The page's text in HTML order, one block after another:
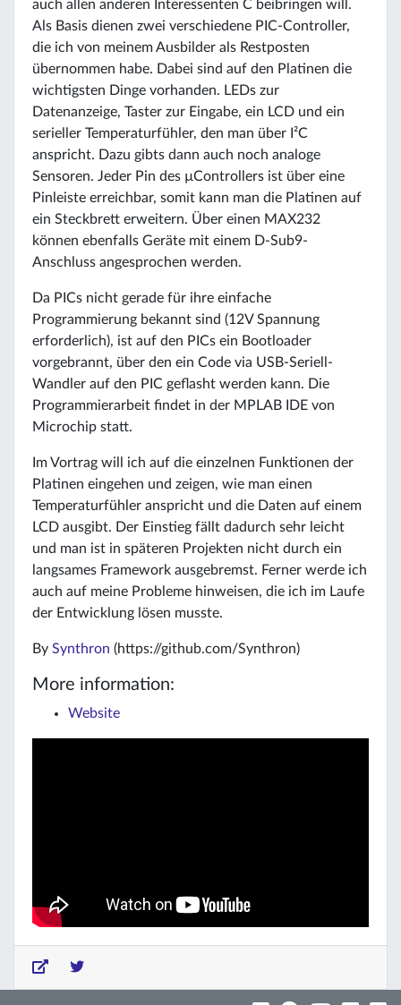
auch allen anderen Interessenten C beibringen will.
Als Basis dienen zwei verschiedene PIC-Controller,
die ich von meinem Ausbilder als Restposten
übernommen habe. Dabei sind auf den Platinen die
wichtigsten Dinge vorhanden. LEDs zur
Datenanzeige, Taster zur Eingabe, ein LCD und ein
serieller Temperaturfühler, den man über I²C
anspricht. Dazu gibts dann auch noch analoge
Sensoren. Jeder Pin des µControllers ist über eine
Pinleiste erreichbar, somit kann man die Platinen auf
ein Steckbrett erweitern. Über einen MAX232
können ebenfalls Geräte mit einem D-Sub9-
Anschluss angesprochen werden.
Da PICs nicht gerade für ihre einfache
Programmierung bekannt sind (12V Spannung
erforderlich), ist auf den PICs ein Bootloader
vorgebrannt, über den ein Code via USB-Seriell-
Wandler auf den PIC geflasht werden kann. Die
Programmierarbeit findet in der MPLAB IDE von
Microchip statt.
Im Vortrag will ich auf die einzelnen Funktionen der
Platinen eingehen und zeigen, wie man einen
Temperaturfühler anspricht und die Daten auf einem
LCD ausgibt. Der Einstieg fällt dadurch sehr leicht
und man ist in späteren Projekten nicht durch ein
langsames Framework ausgebremst. Ferner werde ich
auch auf meine Probleme hinweisen, die ich im Laufe
der Entwicklung lösen musste.
By Synthron (https://github.com/Synthron)
More information:
Website